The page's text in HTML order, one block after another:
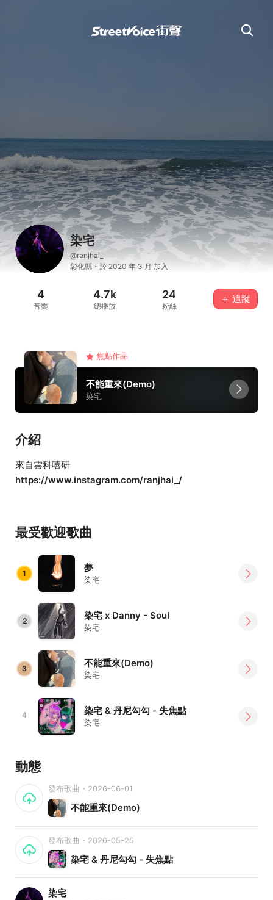
染宅
@ranjhai_
彰化縣・於 2020 年 3 月 加入
4
音樂
4.7k
總播放
24
粉絲
＋ 追蹤
焦點作品
不能重來(Demo)
染宅
介紹
來自雲科嘻研
https://www.instagram.com/ranjhai_/
最受歡迎歌曲
1 夢
染宅
2 染宅 x Danny - Soul
染宅
3 不能重來(Demo)
染宅
4 染宅 & 丹尼勾勾 - 失焦點
染宅
動態
發布歌曲・2026-06-01
不能重來(Demo)
發布歌曲・2026-05-25
染宅 & 丹尼勾勾 - 失焦點
染宅